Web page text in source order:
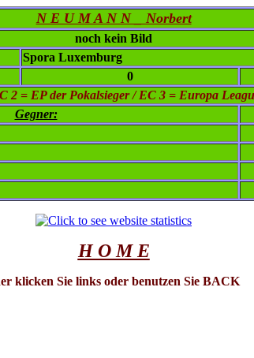
N E U M A N N _ Norbert
noch kein Bild
Spora Luxemburg
0
2 = EP der Pokalsieger / EC 3 = Europa
Gegner:
H O M E
klicken Sie links oder benutzen Sie BACK